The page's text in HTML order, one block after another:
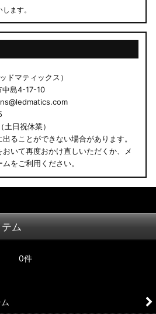
ます。
ドマティックス）
島4-17-10
日祝休業）
ることができない場合があります。
いて再度おかけ直しいただくか、メ
をご利用ください。
ム
0件